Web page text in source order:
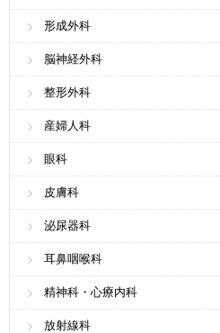
形成外科
脳神経外科
整形外科
産婦人科
眼科
皮膚科
泌尿器科
耳鼻咽喉科
精神科・心療内科
放射線科